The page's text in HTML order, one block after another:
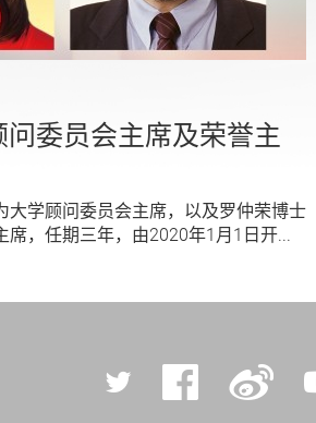
委员会主席及荣誉主
大学顾问委员会主席，以及罗仲荣博士
席，任期三年，由2020年1月1日开...
Twitter Facebook微